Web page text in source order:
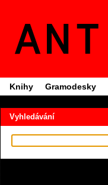
Knihy Gramodesky
Vyhledávání